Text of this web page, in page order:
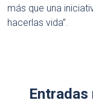
más que una
hacerlas vida”.